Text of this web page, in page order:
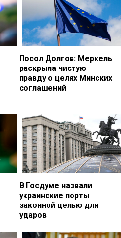
Посол Долгов: Меркель
раскрыла чистую
правду о целях Минских
соглашений
В Госдуме назвали
украинские порты
законной целью для
ударов